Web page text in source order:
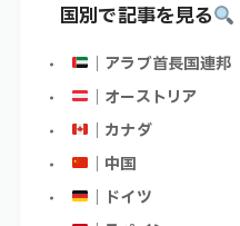
国別で記事を見る
｜アラブ首長国連邦
｜オーストリア
｜カナダ
｜中国
｜ドイツ